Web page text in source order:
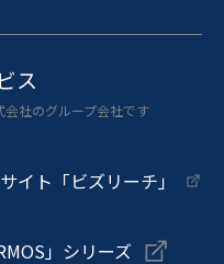
ス
社のグループ会社です
イト「ビズリーチ」
」シリーズ